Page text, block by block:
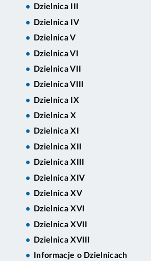
Dzielnica III
Dzielnica IV
Dzielnica V
Dzielnica VI
Dzielnica VII
Dzielnica VIII
Dzielnica IX
Dzielnica X
Dzielnica XI
Dzielnica XII
Dzielnica XIII
Dzielnica XIV
Dzielnica XV
Dzielnica XVI
Dzielnica XVII
Dzielnica XVIII
Informacje o Dzielnicach